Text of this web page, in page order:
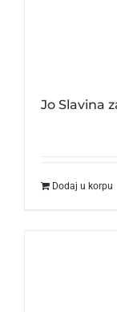
Jo Slavina
Dodaj u korpu